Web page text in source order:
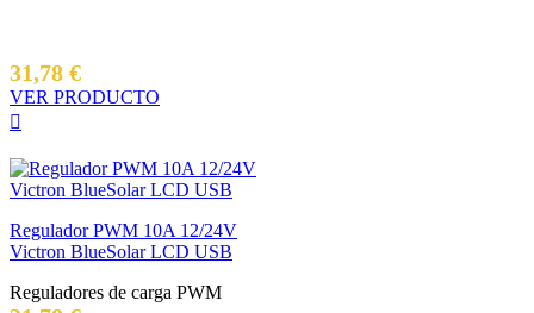
31,78 €Precio
VER PRODUCTO

Regulador PWM 10A 12/24V
Victron BlueSolar LCD USB
Reguladores de carga PWM